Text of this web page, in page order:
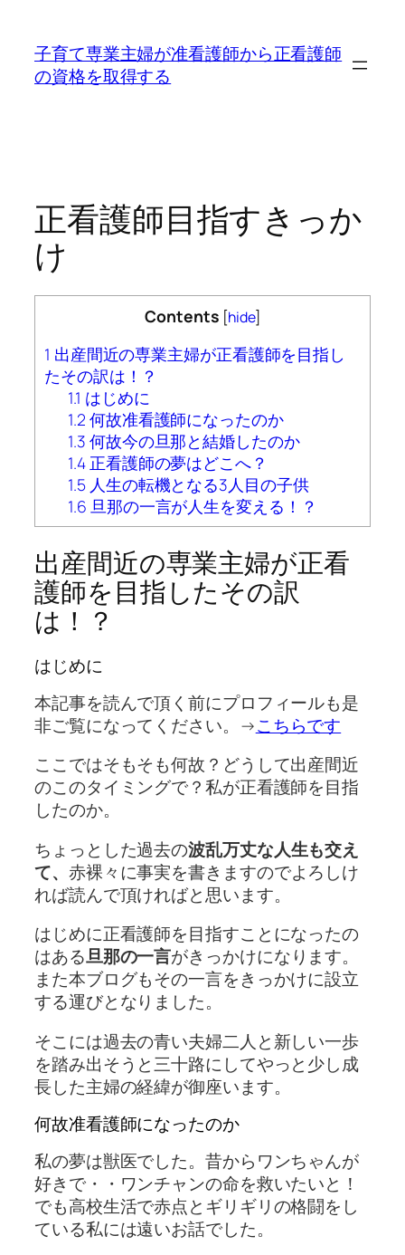
子育て専業主婦が准看護師から正看護師
の資格を取得する
正看護師目指すきっか
け
Contents [hide]
1 出産間近の専業主婦が正看護師を目指し
たその訳は！？
1.1 はじめに
1.2 何故准看護師になったのか
1.3 何故今の旦那と結婚したのか
1.4 正看護師の夢はどこへ？
1.5 人生の転機となる3人目の子供
1.6 旦那の一言が人生を変える！？
出産間近の専業主婦が正看
護師を目指したその訳
は！？
はじめに
本記事を読んで頂く前にプロフィールも是
非ご覧になってください。→こちらです
ここではそもそも何故？どうして出産間近
のこのタイミングで？私が正看護師を目指
したのか。
ちょっとした過去の波乱万丈な人生も交え
て、 赤裸々に事実を書きますのでよろしけ
れば読んで頂ければと思います。
はじめに正看護師を目指すことになったの
はある旦那の一言がきっかけになります。
また本ブログもその一言をきっかけに設立
する運びとなりました。
そこには過去の青い夫婦二人と新しい一歩
を踏み出そうと三十路にしてやっと少し成
長した主婦の経緯が御座います。
何故准看護師になったのか
私の夢は獣医でした。昔からワンちゃんが
好きで・・ワンチャンの命を救いたいと！
でも高校生活で赤点とギリギリの格闘をし
ている私には遠いお話でした。